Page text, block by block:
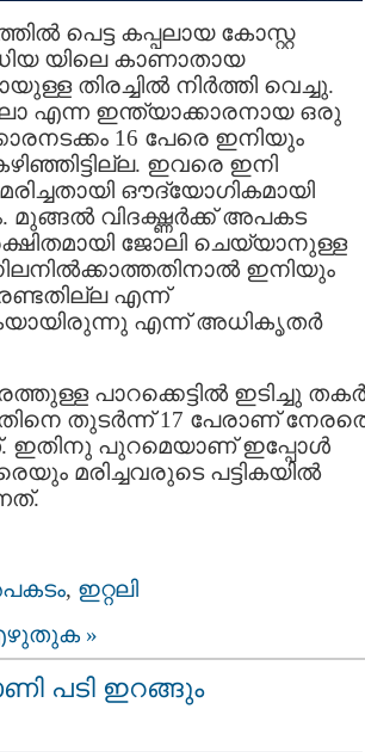
പെട്ട കപ്പലായ കോസ്റ്റ
യിലെ കാണാതായ
തിരച്ചില്‍ നിര്‍ത്തി വെച്ചു.
എന്ന ഇന്ത്യാക്കാരനായ ഒരു
16 പേരെ ഇനിയും
ഇവരെ ഇനി
ഔദ്യോഗികമായി
മുങ്ങല്‍ വിദഗ്ദ്ധര്‍ക്ക് അപകട
ജോലി ചെയ്യാനുള്ള
ഇനിയും
എന്ന്
എന്ന് അധികൃതര്‍
പാറക്കെട്ടില്‍ ഇടിച്ചു
തുടര്‍ന്ന് 17 പേരാണ്
ഇതിനു പുറമെയാണ് ഇപ്പോള്‍
മരിച്ചവരുടെ പട്ടികയില്‍
, ഇറ്റലി
»
പടി ഇറങ്ങും